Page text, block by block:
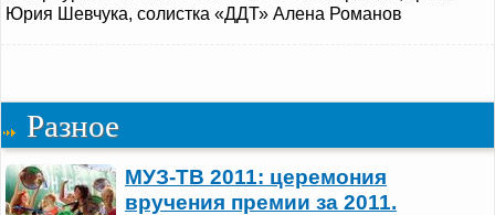
Юрия Шевчука, солистка «ДДТ» Алена Романов
Разное
МУЗ-ТВ 2011: церемония
вручения премии за 2011.